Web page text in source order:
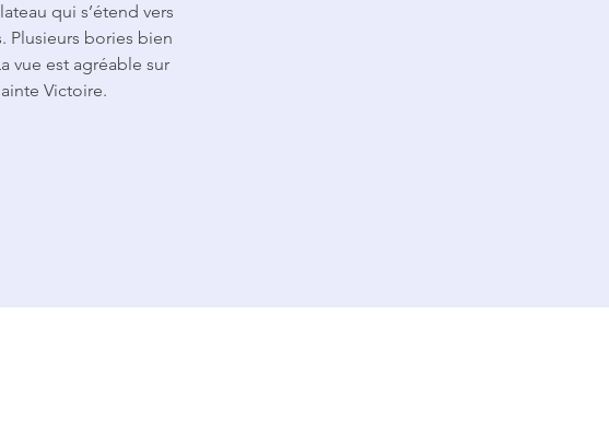
qui s’étend vers
Plusieurs bories bien
vue est agréable sur
Victoire.